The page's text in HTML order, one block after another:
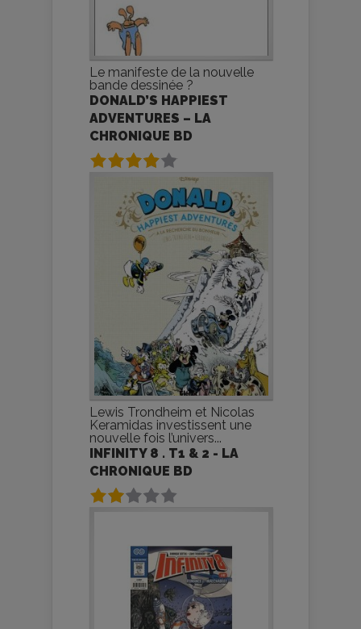
Le manifeste de la nouvelle
bande dessinée ?
DONALD’S HAPPIEST
ADVENTURES – LA
CHRONIQUE BD
Lewis Trondheim et Nicolas
Keramidas investissent une
nouvelle fois l’univers...
INFINITY 8 . T1 & 2 - LA
CHRONIQUE BD